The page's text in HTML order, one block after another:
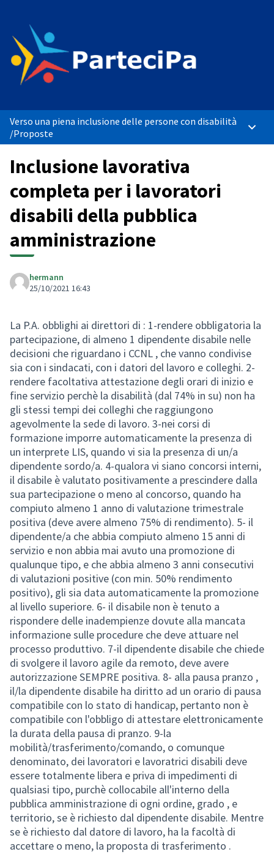
Verso una piena inclusione delle persone con disabilità
/Proposte
Inclusione lavorativa
completa per i lavoratori
disabili della pubblica
amministrazione
hermann
25/10/2021 16:43
La P.A. obblighi ai direttori di : 1-rendere obbligatoria la
partecipazione, di almeno 1 dipendente disabile nelle
decisioni che riguardano i CCNL , che vanno condivise
sia con i sindacati, con i datori del lavoro e colleghi. 2-
rendere facoltativa attestazione degli orari di inizio e
fine servizio perchè la disabilità (dal 74% in su) non ha
gli stessi tempi dei colleghi che raggiungono
agevolmente la sede di lavoro. 3-nei corsi di
formazione imporre automaticamente la presenza di
un interprete LIS, quando vi sia la presenza di un/a
dipendente sordo/a. 4-qualora vi siano concorsi interni,
il disabile è valutato positivamente a prescindere dalla
sua partecipazione o meno al concorso, quando ha
compiuto almeno 1 anno di valutazione trimestrale
positiva (deve avere almeno 75% di rendimento). 5- il
dipendente/a che abbia compiuto almeno 15 anni di
servizio e non abbia mai avuto una promozione di
qualunque tipo, e che abbia almeno 3 anni consecutivi
di valutazioni positive (con min. 50% rendimento
positivo), gli sia data automaticamente la promozione
al livello superiore. 6- il disabile non è tenuto a
rispondere delle inadempienze dovute alla mancata
informazione sulle procedure che deve attuare nel
processo produttivo. 7-il dipendente disabile che chiede
di svolgere il lavoro agile da remoto, deve avere
autorizzazione SEMPRE positiva. 8- alla pausa pranzo ,
il/la dipendente disabile ha diritto ad un orario di pausa
compatibile con lo stato di handicap, pertanto non è
compatibile con l'obbligo di attestare elettronicamente
la durata della pausa di pranzo. 9-la
mobilità/trasferimento/comando, o comunque
denominato, dei lavoratori e lavoratrici disabili deve
essere totalmente libera e priva di impedimenti di
qualsiasi tipo, purchè collocabile all'interno della
pubblica amministrazione di ogni ordine, grado , e
territorio, se è richiesto dal dipendente disabile. Mentre
se è richiesto dal datore di lavoro, ha la facoltà di
accettare o meno, la proposta di trasferimento .